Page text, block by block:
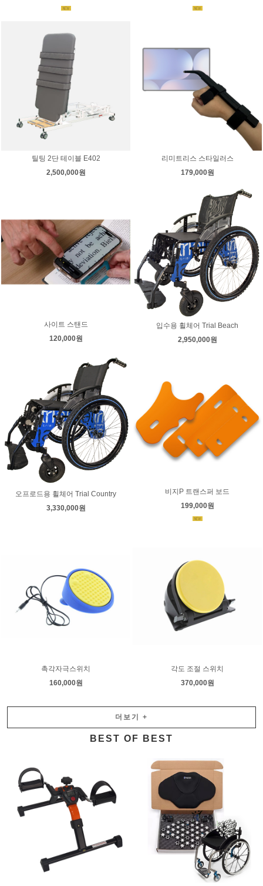
틸팅 2단 테이블 E402
2,500,000원
리미트리스 스타일러스
179,000원
사이트 스탠드
120,000원
입수용 휠체어 Trial Beach
2,950,000원
오프로드용 휠체어 Trial Country
3,330,000원
비지P 트랜스퍼 보드
199,000원
촉각자극스위치
160,000원
각도 조절 스위치
370,000원
더보기 +
BEST OF BEST